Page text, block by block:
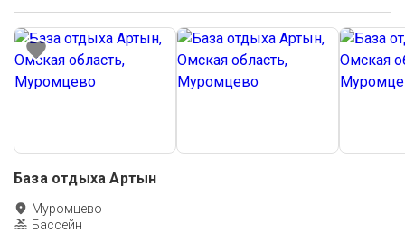
База отдыха Артын
Муромцево
Бассейн